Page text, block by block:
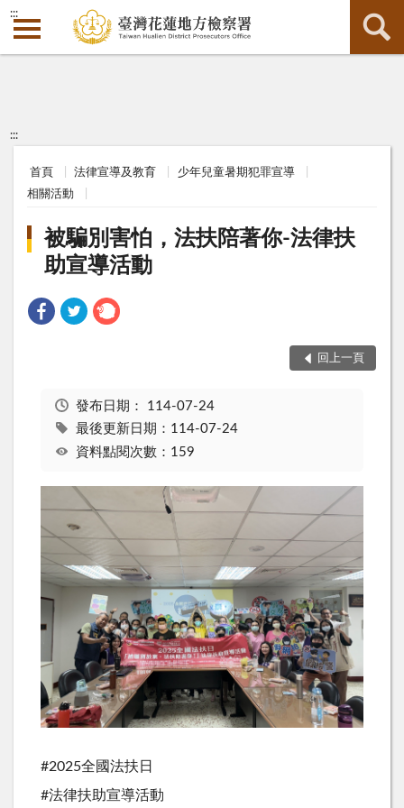
:::
:::
首頁 法律宣導及教育
少年兒童暑期犯罪宣導
相關活動
被騙別害怕，法扶陪著你-法律扶
助宣導活動
回上一頁
發布日期： 114-07-24
最後更新日期：114-07-24
資料點閱次數：159
#2025全國法扶日
#法律扶助宣導活動